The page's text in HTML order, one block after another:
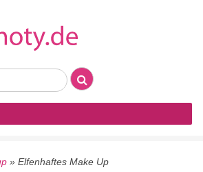
» Elfenhaftes Make Up